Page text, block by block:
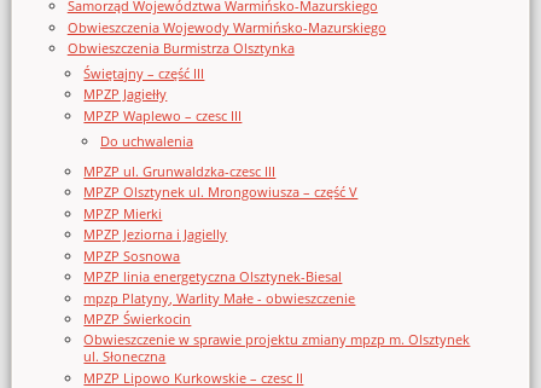
Samorząd Województwa Warmińsko-Mazurskiego
Obwieszczenia Wojewody Warmińsko-Mazurskiego
Obwieszczenia Burmistrza Olsztynka
Świętajny – część III
MPZP Jagiełły
MPZP Waplewo – czesc III
Do uchwalenia
MPZP ul. Grunwaldzka-czesc III
MPZP Olsztynek ul. Mrongowiusza – część V
MPZP Mierki
MPZP Jeziorna i Jagielly
MPZP Sosnowa
MPZP linia energetyczna Olsztynek-Biesal
mpzp Platyny, Warlity Małe - obwieszczenie
MPZP Świerkocin
Obwieszczenie w sprawie projektu zmiany mpzp m. Olsztynek
ul. Słoneczna
MPZP Lipowo Kurkowskie – czesc II